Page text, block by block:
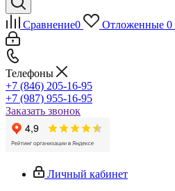
Сравнение0 Отложенные 0
Телефоны
+7 (846) 205-16-95
+7 (987) 955-16-95
Заказать звонок
Личный кабинет